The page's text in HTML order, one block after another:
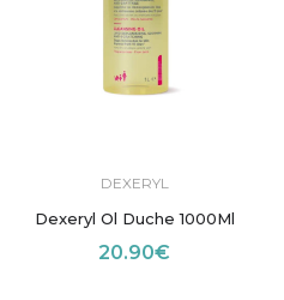
DEXERYL
Dexeryl Ol Duche 1000Ml
20.90€